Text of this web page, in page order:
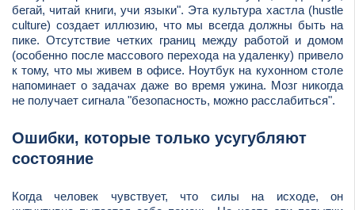
бегай, читай книги, учи языки". Эта культура хастла (hustle
culture) создает иллюзию, что мы всегда должны быть на
пике. Отсутствие четких границ между работой и домом
(особенно после массового перехода на удаленку) привело
к тому, что мы живем в офисе. Ноутбук на кухонном столе
напоминает о задачах даже во время ужина. Мозг никогда
не получает сигнала "безопасность, можно расслабиться".
Ошибки, которые только усугубляют
состояние
Когда человек чувствует, что силы на исходе, он